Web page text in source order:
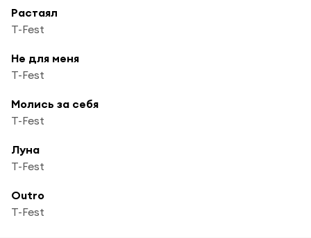
Растаял
T-Fest
Не для меня
T-Fest
Молись за себя
T-Fest
Луна
T-Fest
Outro
T-Fest